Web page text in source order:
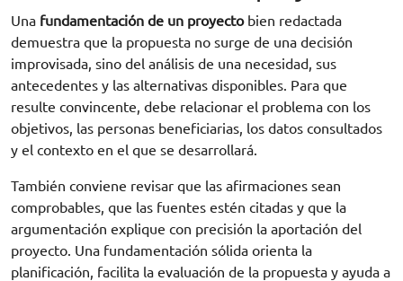
Una fundamentación de un proyectobien redactada
demuestra que la propuesta no surge de una decisión
improvisada, sino del análisis de una necesidad, sus
antecedentes y las alternativas disponibles. Para que
resulte convincente, debe relacionar el problema con los
objetivos, las personas beneficiarias, los datos consultados
y el contexto en el que se desarrollará.
También conviene revisar que las afirmaciones sean
comprobables, que las fuentes estén citadas y que la
argumentación explique con precisión la aportación del
proyecto. Una fundamentación sólida orienta la
planificación, facilita la evaluación de la propuesta y ayuda a